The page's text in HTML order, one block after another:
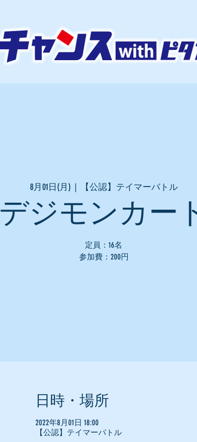
8月01日(月)
  |
【公認】テイマーバトル
デジモンカー
定員：16名
参加費：200円
日時・場所
2022年8月01日 18:00
【公認】テイマーバトル